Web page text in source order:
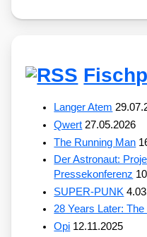
Langer Atem
Qwert 27.05.2026
The Running Man
Der Astronaut:
Pressekonferenz
SUPER-PUNK
28 Years Later: The
Opi 12.11.2025